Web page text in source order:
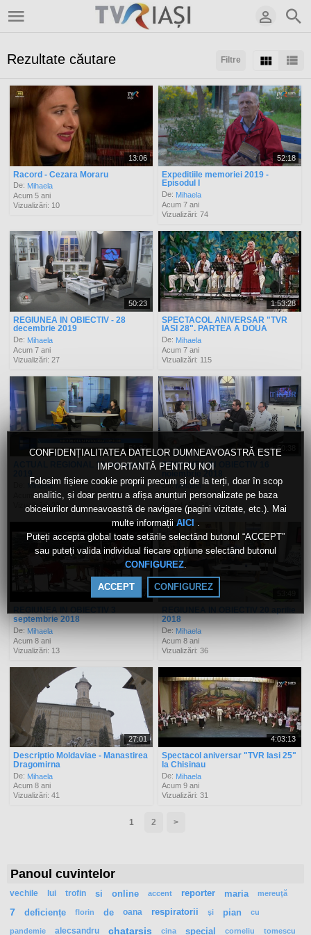
CONFIDENȚIALITATEA DATELOR DUMNEAVOASTRĂ ESTE
IMPORTANTĂ PENTRU NOI
Folosim fișiere cookie proprii precum și de la terți, doar în scop
analitic, și doar pentru a afișa anunțuri personalizate pe baza
obiceiurilor dumneavoastră de navigare (pagini vizitate, etc.). Mai
multe informații AICI
Puteți accepta global toate setările selectând butonul “ACCEPT”
sau puteți valida individual fiecare opțiune selectând butonul
CONFIGUREZ.
ACCEPT CONFIGUREZ
Filtre
Rezultate căutare
Sortaţi după:
Arată:
Rezultate/pagină:
13:06
Racord - Cezara Moraru
De: Mihaela
Acum 5 ani
Vizualizări: 10
52:18
Expeditiile memoriei 2019 -
Episodul I
De: Mihaela
Acum 7 ani
Vizualizări: 74
50:23
REGIUNEA IN OBIECTIV - 28
decembrie 2019
De: Mihaela
Acum 7 ani
Vizualizări: 27
1:53:28
SPECTACOL ANIVERSAR "TVR
IASI 28". PARTEA A DOUA
De: Mihaela
Acum 7 ani
Vizualizări: 115
51:33
ACTUAL REGIONAL 13 februarie
Mihaela
Acum 7 ani
Vizualizări: 23
50:38
REGIUNEA IN OBIECTIV 16
De:Mihaela
Acum 8 ani
Vizualizări: 24
septembrie 2018
De: Mihaela
Acum 8 ani
Vizualizări: 13
2018
De: Mihaela
Acum 8 ani
Vizualizări: 36
27:01
Descriptio Moldaviae - Manastirea
Dragomirna
De: Mihaela
Acum 8 ani
Vizualizări: 41
4:03:13
Spectacol aniversar "TVR Iasi 25"
la Chisinau
De: Mihaela
Acum 9 ani
Vizualizări: 31
1 2 >
Panoul cuvintelor
vechile lui trofin si online accent reporter maria mereuţă
7 deficiențe florin de oana respiratorii şi pian cu
pandemie alecsandru chatarsis cina special corneliu tomescu